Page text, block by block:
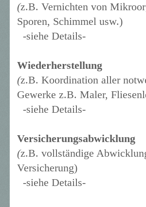
(z.B. Vernichten von
Sporen, Schimmel usw.)
-siehe Details-
Wiederherstellung
(z.B. Koordination aller
Gewerke z.B. Maler,
-siehe Details-
Versicherungsabwicklung
(z.B. vollständige
Versicherung)
-siehe Details-